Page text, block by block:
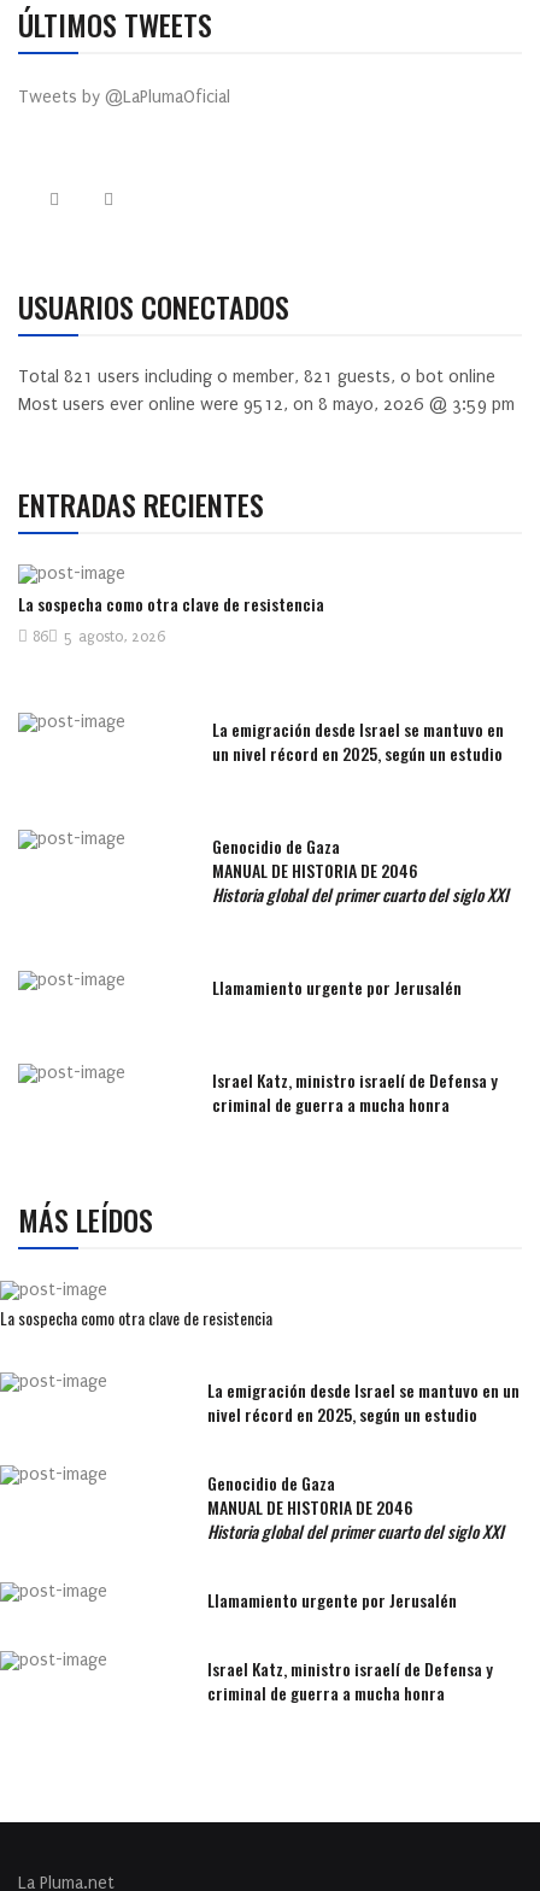
ÚLTIMOS TWEETS
Tweets by @LaPlumaOficial
USUARIOS CONECTADOS
Total 821 users including 0 member, 821 guests, 0 bot online
Most users ever online were 9512, on 8 mayo, 2026 @ 3:59 pm
ENTRADAS RECIENTES
La sospecha como otra clave de resistencia
5 agosto, 2026
86
La emigración desde Israel se mantuvo en
un nivel récord en 2025, según un estudio
Genocidio de Gaza
MANUAL DE HISTORIA DE 2046
Historia global del primer cuarto del siglo XXI
Llamamiento urgente por Jerusalén
Israel Katz, ministro israelí de Defensa y
criminal de guerra a mucha honra
MÁS LEÍDOS
La sospecha como otra clave de resistencia
La emigración desde Israel se mantuvo en un
nivel récord en 2025, según un estudio
Genocidio de Gaza
MANUAL DE HISTORIA DE 2046
Historia global del primer cuarto del siglo XXI
Llamamiento urgente por Jerusalén
Israel Katz, ministro israelí de Defensa y
criminal de guerra a mucha honra
La Pluma.net